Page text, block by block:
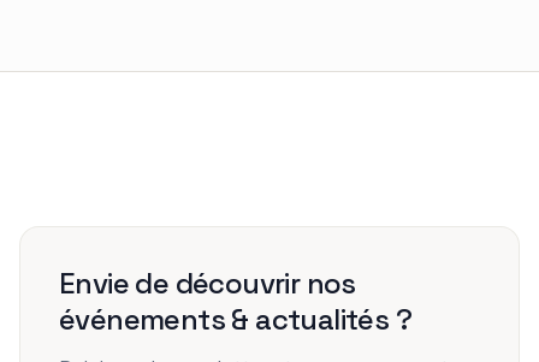
Envie de découvrir nos
événements & actualités ?